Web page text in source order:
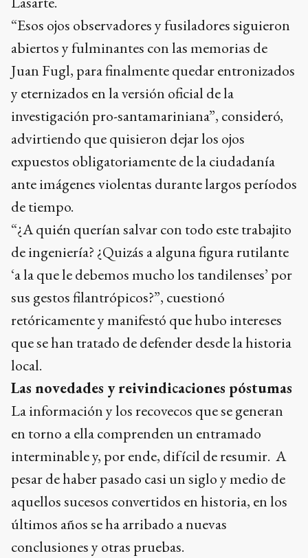
“Esos ojos observadores y fusiladores siguieron
abiertos y fulminantes con las memorias de
Juan Fugl, para finalmente quedar entronizados
y eternizados en la versión oficial de la
investigación pro-santamariniana”, consideró,
advirtiendo que quisieron dejar los ojos
expuestos obligatoriamente de la ciudadanía
ante imágenes violentas durante largos períodos
de tiempo.
“¿A quién querían salvar con todo este trabajito
de ingeniería? ¿Quizás a alguna figura rutilante
‘a la que le debemos mucho los tandilenses’ por
sus gestos filantrópicos?”, cuestionó
retóricamente y manifestó que hubo intereses
que se han tratado de defender desde la historia
local.
Las novedades y reivindicaciones póstumas
La información y los recovecos que se generan
en torno a ella comprenden un entramado
interminable y, por ende, difícil de resumir. A
pesar de haber pasado casi un siglo y medio de
aquellos sucesos convertidos en historia, en los
últimos años se ha arribado a nuevas
conclusiones y otras pruebas.